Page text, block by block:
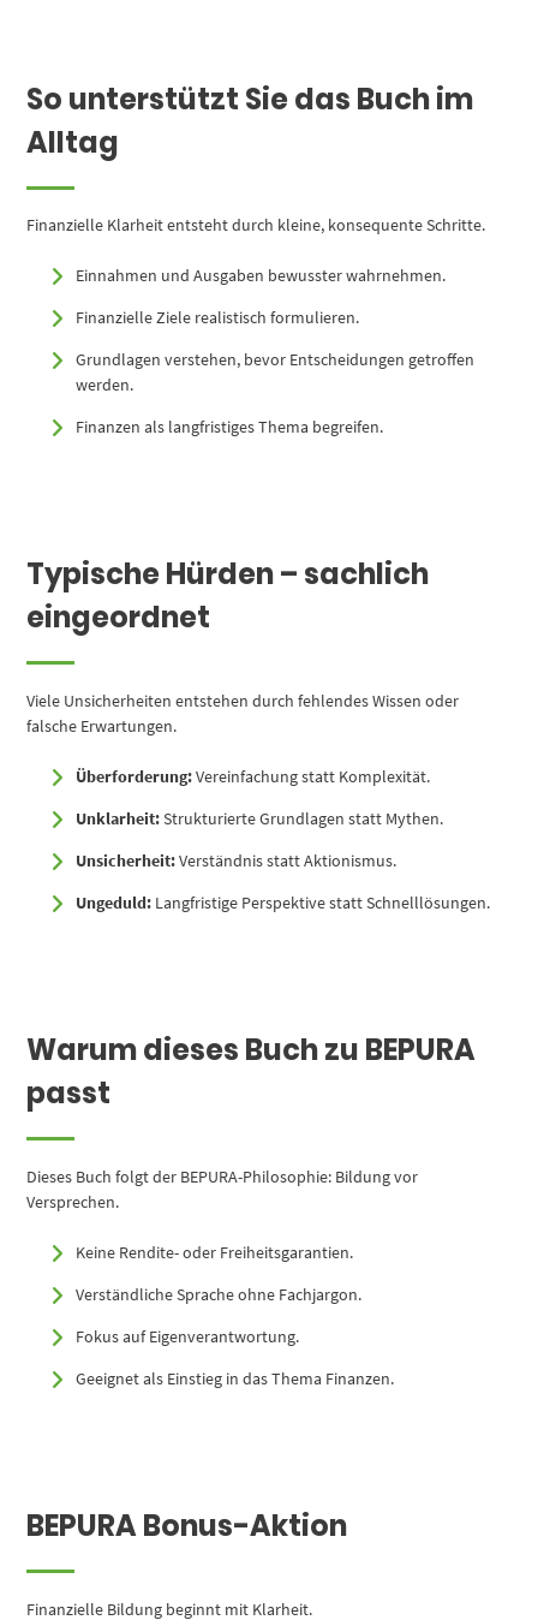
So unterstützt Sie das Buch im
Alltag
Finanzielle Klarheit entsteht durch kleine, konsequente Schritte.
Einnahmen und Ausgaben bewusster wahrnehmen.
Finanzielle Ziele realistisch formulieren.
Grundlagen verstehen, bevor Entscheidungen getroffen
werden.
Finanzen als langfristiges Thema begreifen.
Typische Hürden – sachlich
eingeordnet
Viele Unsicherheiten entstehen durch fehlendes Wissen oder
falsche Erwartungen.
Überforderung:Vereinfachung statt Komplexität.
Unklarheit:Strukturierte Grundlagen statt Mythen.
Unsicherheit:Verständnis statt Aktionismus.
Ungeduld: Langfristige Perspektive statt Schnelllösungen.
Warum dieses Buch zu BEPURA
passt
Dieses Buch folgt der BEPURA-Philosophie: Bildung vor
Versprechen.
Keine Rendite- oder Freiheitsgarantien.
Verständliche Sprache ohne Fachjargon.
Fokus auf Eigenverantwortung.
Geeignet als Einstieg in das Thema Finanzen.
BEPURA Bonus-Aktion
Finanzielle Bildung beginnt mit Klarheit.